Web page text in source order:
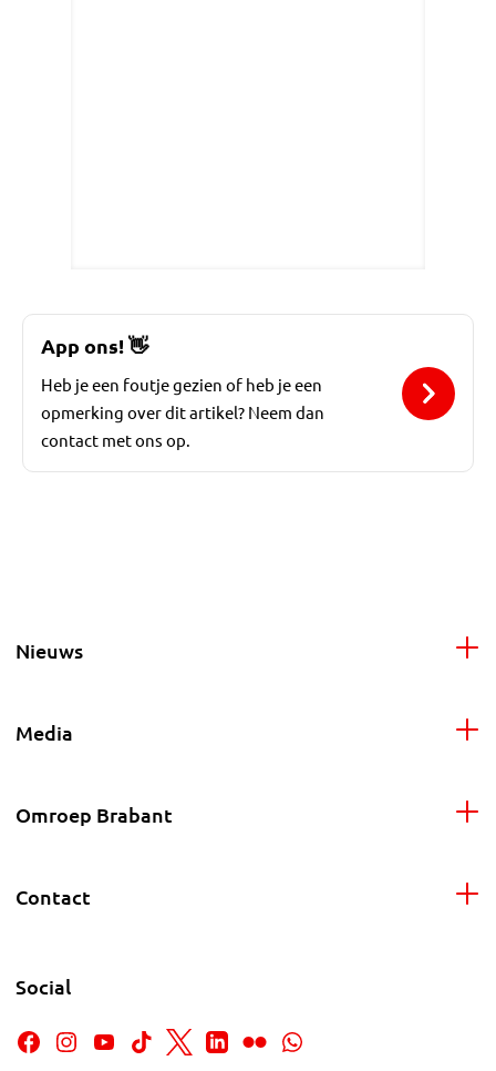
App ons!👋
Heb je een foutje gezien of heb je een
opmerking over dit artikel? Neem dan
contact met ons op.
Nieuws
Media
Omroep Brabant
Contact
Social